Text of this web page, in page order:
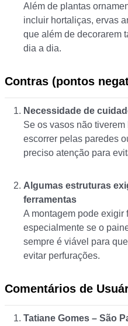
Além de plantas
incluir hortaliças, ervas
que além de decorarem
dia a dia.
Contras (pontos
Necessidade de
Se os vasos não
escorrer pelas paredes
preciso atenção para
Algumas estruturas
ferramentas
A montagem pode exigir
especialmente se o
sempre é viável para
evitar perfurações.
Comentários de
Tatiane Gomes – São